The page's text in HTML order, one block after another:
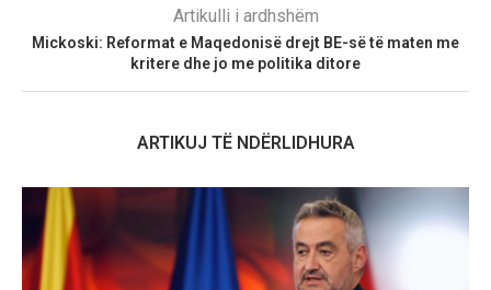
Artikulli i ardhshëm
Mickoski: Reformat e Maqedonisë drejt BE-së të maten me
kritere dhe jo me politika ditore
ARTIKUJ TË NDËRLIDHURA